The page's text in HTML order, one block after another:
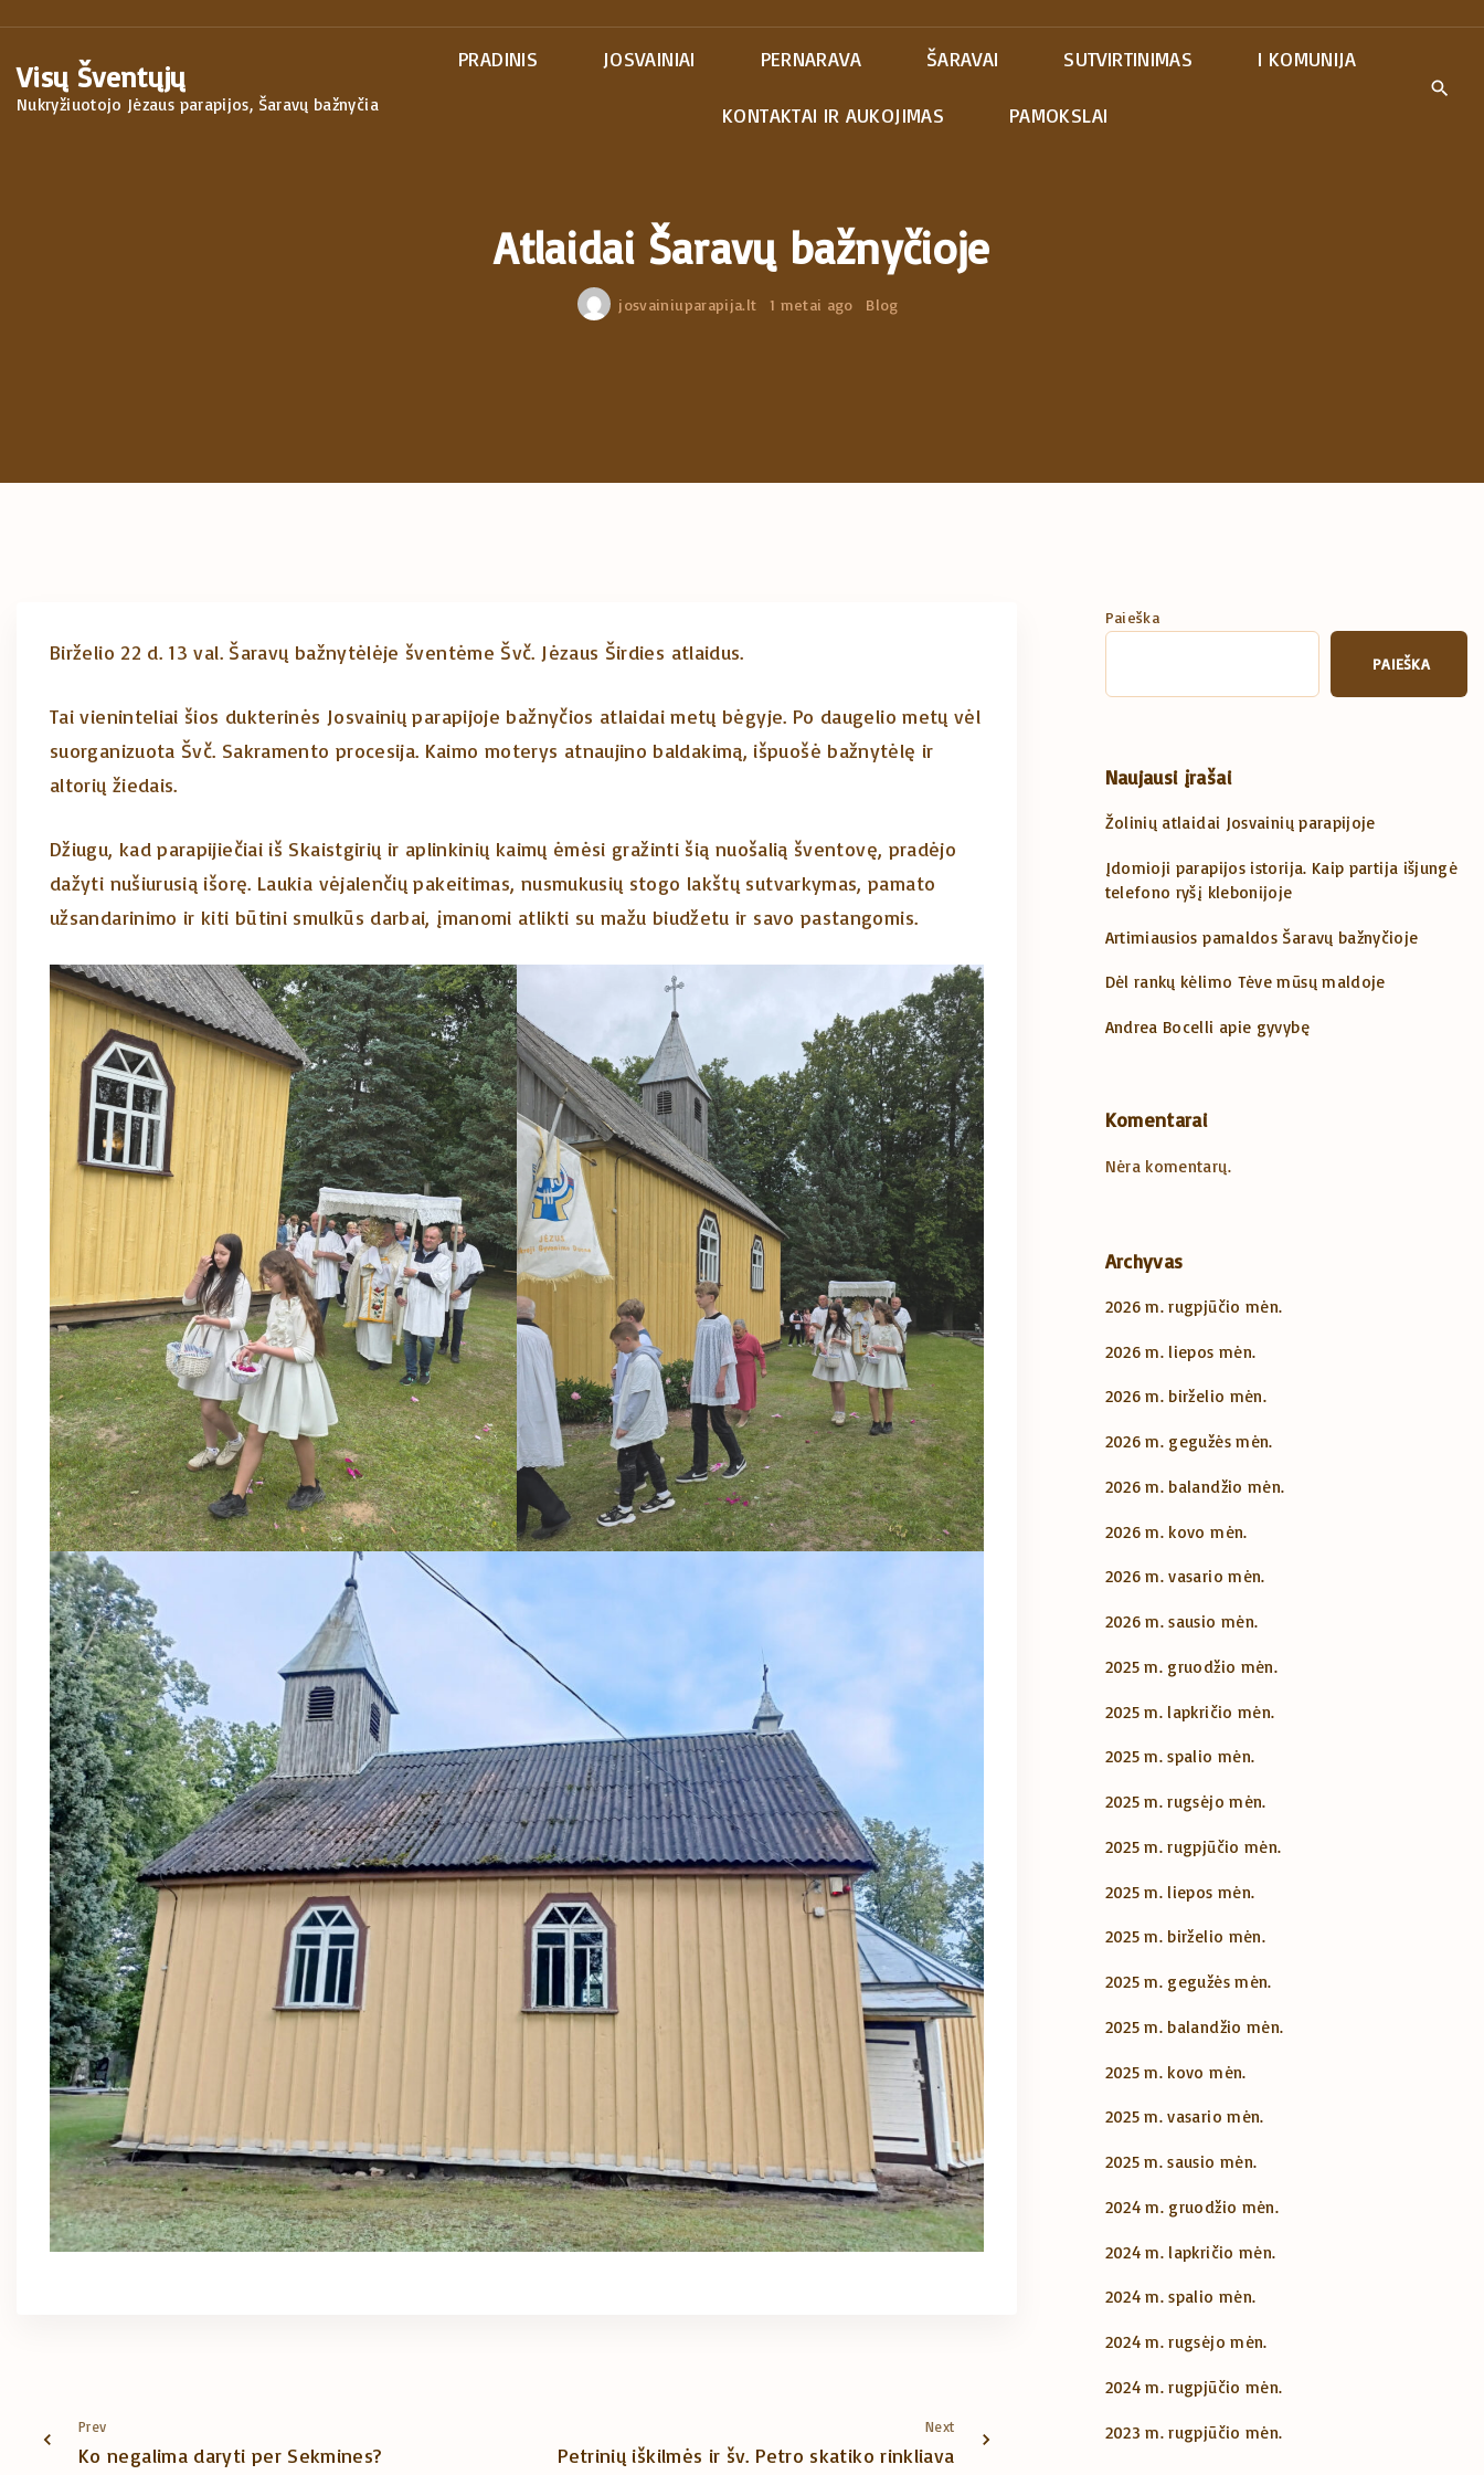
Visų Šventųjų
Nukryžiuotojo Jėzaus parapijos, Šaravų bažnyčia
PRADINIS JOSVAINIAI PERNARAVA ŠARAVAI SUTVIRTINIMAS I KOMUNIJA
KONTAKTAI IR AUKOJIMAS PAMOKSLAI
Atlaidai Šaravų bažnyčioje
josvainiuparapija.lt 1 metai ago Blog
Birželio 22 d. 13 val. Šaravų bažnytėlėje šventėme Švč. Jėzaus Širdies atlaidus.
Tai vieninteliai šios dukterinės Josvainių parapijoje bažnyčios atlaidai metų bėgyje. Po daugelio metų vėl
suorganizuota Švč. Sakramento procesija. Kaimo moterys atnaujino baldakimą, išpuošė bažnytėlę ir
altorių žiedais.
Džiugu, kad parapijiečiai iš Skaistgirių ir aplinkinių kaimų ėmėsi gražinti šią nuošalią šventovę, pradėjo
dažyti nušiurusią išorę. Laukia vėjalenčių pakeitimas, nusmukusių stogo lakštų sutvarkymas, pamato
užsandarinimo ir kiti būtini smulkūs darbai, įmanomi atlikti su mažu biudžetu ir savo pastangomis.
Prev
Ko negalima daryti per Sekmines?
Next
Petrinių iškilmės ir šv. Petro skatiko rinkliava
Paieška
PAIEŠKA
Naujausi įrašai
Žolinių atlaidai Josvainių parapijoje
Įdomioji parapijos istorija. Kaip partija išjungė
telefono ryšį klebonijoje
Artimiausios pamaldos Šaravų bažnyčioje
Dėl rankų kėlimo Tėve mūsų maldoje
Andrea Bocelli apie gyvybę
Komentarai
Nėra komentarų.
Archyvas
2026 m. rugpjūčio mėn.
2026 m. liepos mėn.
2026 m. birželio mėn.
2026 m. gegužės mėn.
2026 m. balandžio mėn.
2026 m. kovo mėn.
2026 m. vasario mėn.
2026 m. sausio mėn.
2025 m. gruodžio mėn.
2025 m. lapkričio mėn.
2025 m. spalio mėn.
2025 m. rugsėjo mėn.
2025 m. rugpjūčio mėn.
2025 m. liepos mėn.
2025 m. birželio mėn.
2025 m. gegužės mėn.
2025 m. balandžio mėn.
2025 m. kovo mėn.
2025 m. vasario mėn.
2025 m. sausio mėn.
2024 m. gruodžio mėn.
2024 m. lapkričio mėn.
2024 m. spalio mėn.
2024 m. rugsėjo mėn.
2024 m. rugpjūčio mėn.
2023 m. rugpjūčio mėn.